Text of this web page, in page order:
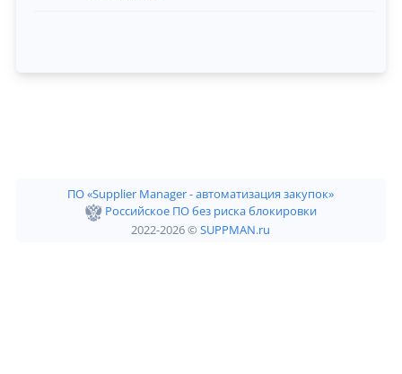
ПО «Supplier Manager - автоматизация закупок»
Российское ПО без риска блокировки
2022-2026 ©SUPPMAN.ru